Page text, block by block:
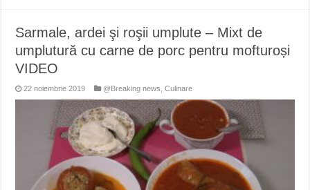
Sarmale, ardei şi roşii umplute – Mixt de
umplutură cu carne de porc pentru mofturoși
VIDEO
22 noiembrie 2019 @Breaking news ,Culinare